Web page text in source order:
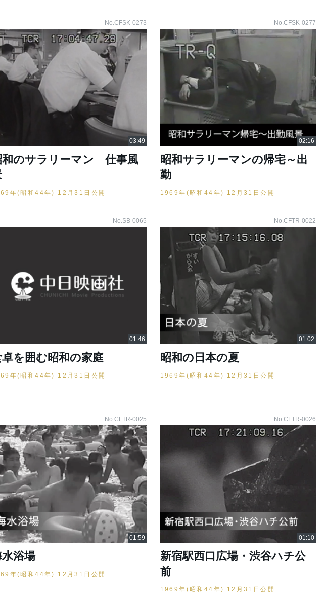
No.CFSK-0273
和のサラリーマン 仕事風
年(昭和44年) 12月31日公開
No.CFSK-0277
昭和サラリーマンの帰宅～出
勤
1969年(昭和44年) 12月31日公開
No.SB-0065
を囲む昭和の家庭
年(昭和44年) 12月31日公開
No.CFTR-0022
昭和の日本の夏
1969年(昭和44年) 12月31日公開
No.CFTR-0025
浴場
年(昭和44年) 12月31日公開
No.CFTR-0026
新宿駅西口広場・渋谷ハチ公
前
1969年(昭和44年) 12月31日公開